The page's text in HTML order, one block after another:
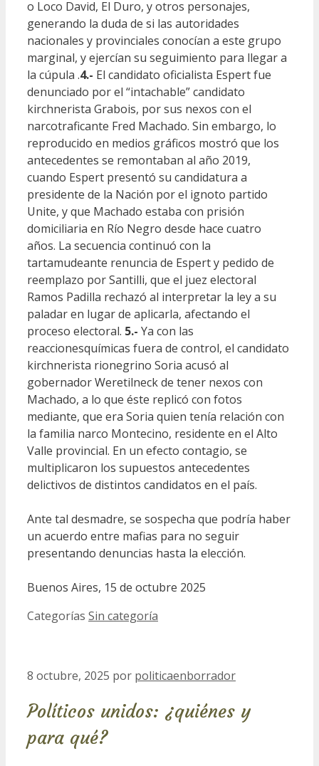
o Loco David, El Duro, y otros personajes,
generando la duda de si las autoridades
nacionales y provinciales conocían a este grupo
marginal, y ejercían su seguimiento para llegar a
la cúpula .4.- El candidato oficialista Espert fue
denunciado por el “intachable” candidato
kirchnerista Grabois, por sus nexos con el
narcotraficante Fred Machado. Sin embargo, lo
reproducido en medios gráficos mostró que los
antecedentes se remontaban al año 2019,
cuando Espert presentó su candidatura a
presidente de la Nación por el ignoto partido
Unite, y que Machado estaba con prisión
domiciliaria en Río Negro desde hace cuatro
años. La secuencia continuó con la
tartamudeante renuncia de Espert y pedido de
reemplazo por Santilli, que el juez electoral
Ramos Padilla rechazó al interpretar la ley a su
paladar en lugar de aplicarla, afectando el
proceso electoral. 5.- Ya con las
reaccionesquímicas fuera de control, el candidato
kirchnerista rionegrino Soria acusó al
gobernador Weretilneck de tener nexos con
Machado, a lo que éste replicó con fotos
mediante, que era Soria quien tenía relación con
la familia narco Montecino, residente en el Alto
Valle provincial. En un efecto contagio, se
multiplicaron los supuestos antecedentes
delictivos de distintos candidatos en el país.
Ante tal desmadre, se sospecha que podría haber
un acuerdo entre mafias para no seguir
presentando denuncias hasta la elección.
Buenos Aires, 15 de octubre 2025
Categorías Sin categoría
8 octubre, 2025 por politicaenborrador
Políticos unidos: ¿quiénes y
para qué?